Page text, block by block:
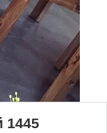
1445